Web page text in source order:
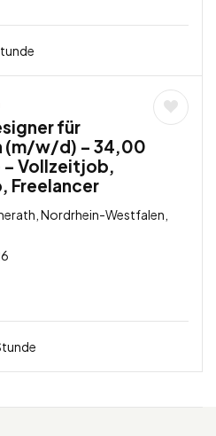
für
(m/w/d) – 34,00
Vollzeitjob,
Freelancer
Nordrhein-Westfalen,